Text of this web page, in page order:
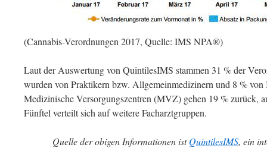
(Cannabis-Verordnungen 2017, Quelle: IMS NPA®)
Laut der Auswertung von QuintilesIMS stammen 31 % der
wurden von Praktikern bzw. Allgemeinmedizinern und 8 %
Medizinische Versorgungszentren (MVZ) gehen 19 % zurück,
Fünftel verteilt sich auf weitere Facharztgruppen.
Quelle der obigen Informationen istQuintilesIMS, ein